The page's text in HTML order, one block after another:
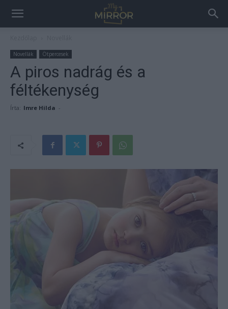
Novellák Ötpercesek
A piros nadrág és a
féltékenység
Írta: Imre Hilda -